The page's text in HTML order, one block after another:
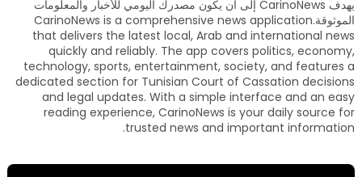
يهدف CarinoNews إلى أن يكون مصدرك اليومي للأخبار والمعلومات
الموثوقة.CarinoNews is a comprehensive news application
that delivers the latest local, Arab and international news
quickly and reliably. The app covers politics, economy,
technology, sports, entertainment, society, and features a
dedicated section for Tunisian Court of Cassation decisions
and legal updates. With a simple interface and an easy
reading experience, CarinoNews is your daily source for
trusted news and important information.